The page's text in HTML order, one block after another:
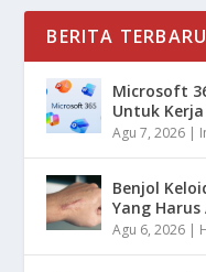
BERITA TERBARU
Microsoft
Untuk
Agu 7, 2026 |
Benjol
Yang
Agu 6, 2026 |